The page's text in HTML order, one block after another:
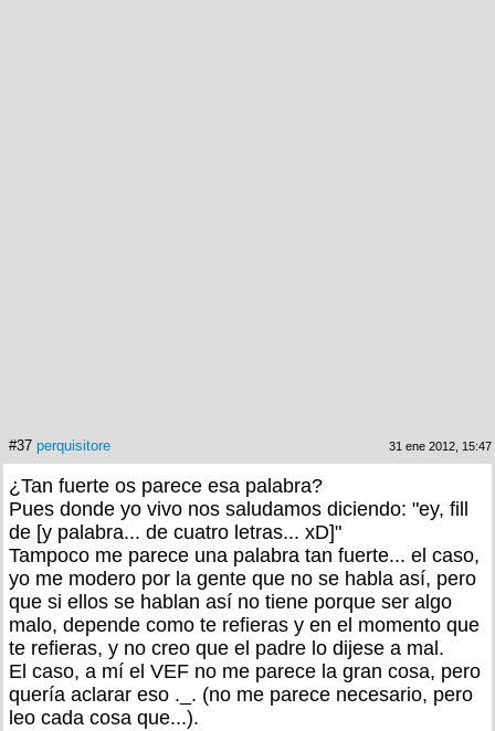
#37 perquisitore 31 ene 2012, 15:47
¿Tan fuerte os parece esa palabra?
Pues donde yo vivo nos saludamos diciendo: "ey, fill
de [y palabra... de cuatro letras... xD]"
Tampoco me parece una palabra tan fuerte... el caso,
yo me modero por la gente que no se habla así, pero
que si ellos se hablan así no tiene porque ser algo
malo, depende como te refieras y en el momento que
te refieras, y no creo que el padre lo dijese a mal.
El caso, a mí el VEF no me parece la gran cosa, pero
quería aclarar eso ._. (no me parece necesario, pero
leo cada cosa que...).